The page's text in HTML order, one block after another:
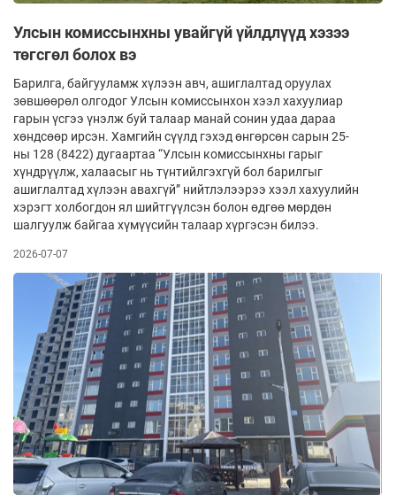
Улсын комиссынхны увайгүй үйлдлүүд хэзээ
төгсгөл болох вэ
Барилга, байгууламж хүлээн авч, ашиглалтад оруулах
зөвшөөрөл олгодог Улсын комиссынхон хээл хахуулиар
гарын үсгээ үнэлж буй талаар манай сонин удаа дараа
хөндсөөр ирсэн. Хамгийн сүүлд гэхэд өнгөрсөн сарын 25-
ны 128 (8422) дугаартаа “Улсын комиссынхны гарыг
хүндрүүлж, халаасыг нь түнтийлгэхгүй бол барилгыг
ашиглалтад хүлээн авахгүй” нийтлэлээрээ хээл хахуулийн
хэрэгт холбогдон ял шийтгүүлсэн болон өдгөө мөрдөн
шалгуулж байгаа хүмүүсийн талаар хүргэсэн билээ.
2026-07-07